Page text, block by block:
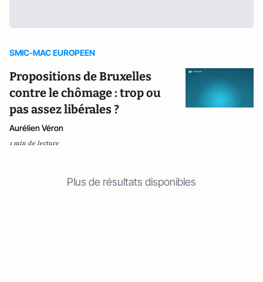
SMIC-MAC EUROPEEN
Propositions de Bruxelles
contre le chômage : trop ou
pas assez libérales ?
Aurélien Véron
1 min de lecture
Plus de résultats disponibles